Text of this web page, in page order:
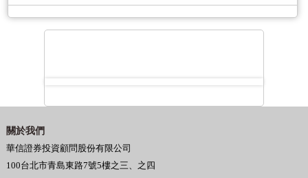
關於我們
華信證券投資顧問股份有限公司
100台北市青島東路7號5樓之三、之四